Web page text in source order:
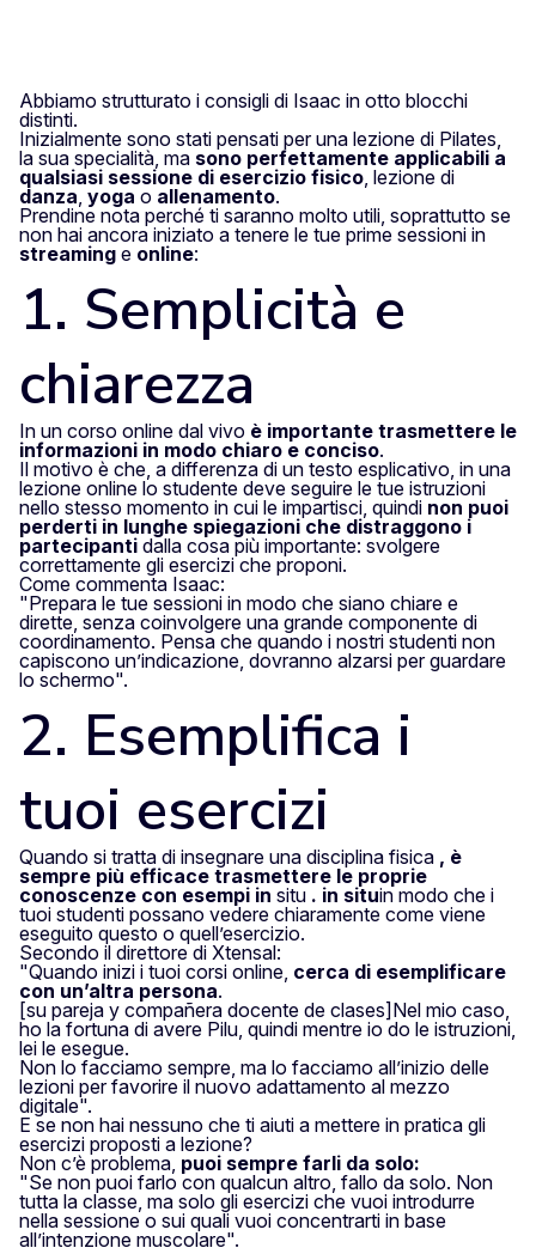
Abbiamo strutturato i consigli di Isaac in otto blocchi
distinti.
Inizialmente sono stati pensati per una lezione di Pilates,
la sua specialità, ma sono perfettamente applicabili a
qualsiasi sessione di esercizio fisico, lezione di
danza, yoga o allenamento.
Prendine nota perché ti saranno molto utili, soprattutto se
non hai ancora iniziato a tenere le tue prime sessioni in
streaming e online:
1. Semplicità e
chiarezza
In un corso online dal vivo è importante trasmettere le
informazioni in modo chiaro e conciso.
Il motivo è che, a differenza di un testo esplicativo, in una
lezione online lo studente deve seguire le tue istruzioni
nello stesso momento in cui le impartisci, quindi non puoi
perderti in lunghe spiegazioni che distraggono i
partecipanti dalla cosa più importante: svolgere
correttamente gli esercizi che proponi.
Come commenta Isaac:
"Prepara le tue sessioni in modo che siano chiare e
dirette, senza coinvolgere una grande componente di
coordinamento. Pensa che quando i nostri studenti non
capiscono un’indicazione, dovranno alzarsi per guardare
lo schermo".
2. Esemplifica i
tuoi esercizi
Quando si tratta di insegnare una disciplina fisica , è
sempre più efficace trasmettere le proprie
conoscenze con esempi in situ . in situin modo che i
tuoi studenti possano vedere chiaramente come viene
eseguito questo o quell’esercizio.
Secondo il direttore di Xtensal:
"Quando inizi i tuoi corsi online, cerca di esemplificare
con un’altra persona.
[su pareja y compañera docente de clases]Nel mio caso,
ho la fortuna di avere Pilu, quindi mentre io do le istruzioni,
lei le esegue.
Non lo facciamo sempre, ma lo facciamo all’inizio delle
lezioni per favorire il nuovo adattamento al mezzo
digitale".
E se non hai nessuno che ti aiuti a mettere in pratica gli
esercizi proposti a lezione?
Non c’è problema, puoi sempre farli da solo:
"Se non puoi farlo con qualcun altro, fallo da solo. Non
tutta la classe, ma solo gli esercizi che vuoi introdurre
nella sessione o sui quali vuoi concentrarti in base
all’intenzione muscolare".